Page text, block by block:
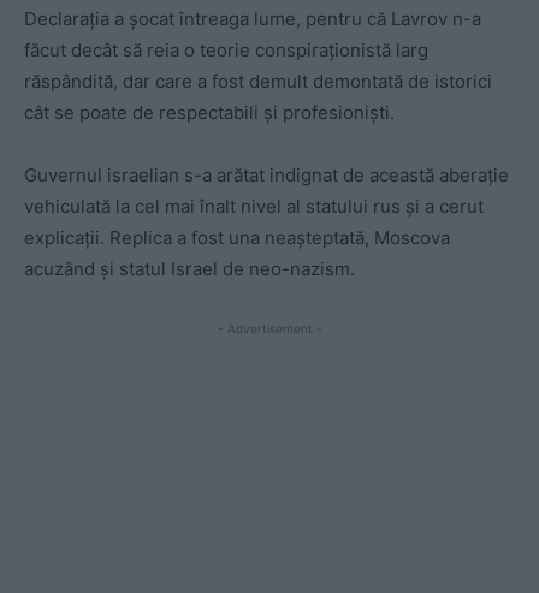
Declarația a șocat întreaga lume, pentru că Lavrov n-a
făcut decât să reia o teorie conspiraționistă larg
răspândită, dar care a fost demult demontată de istorici
cât se poate de respectabili și profesioniști.
Guvernul israelian s-a arătat indignat de această aberație
vehiculată la cel mai înalt nivel al statului rus și a cerut
explicații. Replica a fost una neașteptată, Moscova
acuzând și statul Israel de neo-nazism.
- Advertisement -